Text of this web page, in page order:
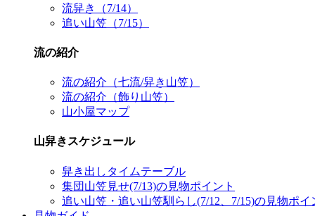
流舁き（7/14）
追い山笠（7/15）
流の紹介
流の紹介（七流/舁き山笠）
流の紹介（飾り山笠）
山小屋マップ
山舁きスケジュール
舁き出しタイムテーブル
集団山笠見せ(7/13)の見物ポイント
追い山笠・追い山笠馴らし(7/12、7/15)の見物ポイ